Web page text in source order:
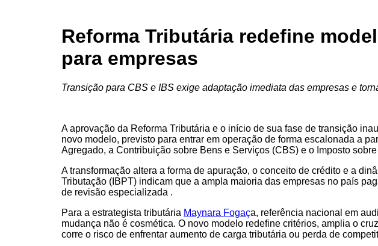
Reforma Tributária redefine
para empresas
Transição para CBS e IBS exige adaptação imediata das empresas e
A aprovação da Reforma Tributária e o início de sua fase de transição
novo modelo, previsto para entrar em operação de forma escalonada a
Agregado, a Contribuição sobre Bens e Serviços (CBS) e o Imposto
A transformação altera a forma de apuração, o conceito de crédito e a
Tributação (IBPT) indicam que a ampla maioria das empresas no país
de revisão especializada .
Para a estrategista tributária Maynara Fogaça, referência nacional em
mudança não é cosmética. O novo modelo redefine critérios, amplia o
corre o risco de enfrentar aumento de carga tributária ou perda de